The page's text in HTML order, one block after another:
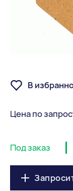
В
Цена по
Под заказ